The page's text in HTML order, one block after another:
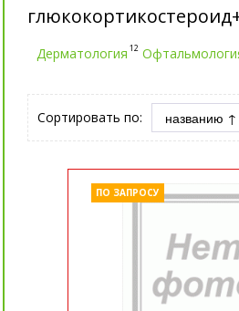
Дерматология 12
Сортировать по:
ПО ЗАПРОСУ